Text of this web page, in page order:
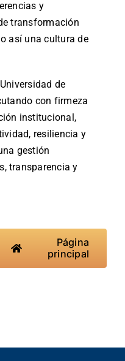
y
transformación
así una cultura de
de
con firmeza
institucional,
resiliencia y
gestión
transparencia y
Página
principal